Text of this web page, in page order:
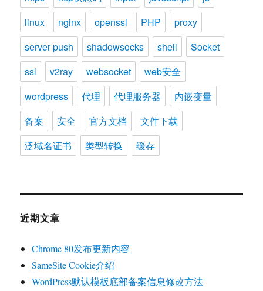
linux
nginx openssl PHP
proxy
server push
shadowsocks shell
Socket
ssl
v2ray websocket
web安全
wordpress
代理 代理服务器
内嵌变量
备案
安全 官方文档
文件下载
泛域名证书
类型转换 缓存
近期文章
Chrome 80发布更新内容
SameSite Cookie介绍
WordPress默认模板底部备案信息修改方法